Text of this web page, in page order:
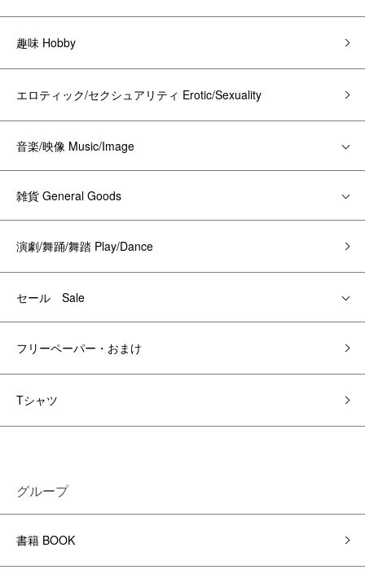
趣味 Hobby
エロティック/セクシュアリティ Erotic/Sexuality
音楽/映像 Music/Image
雑貨 General Goods
演劇/舞踊/舞踏 Play/Dance
セール Sale
フリーペーパー・おまけ
Tシャツ
グループ
書籍 BOOK